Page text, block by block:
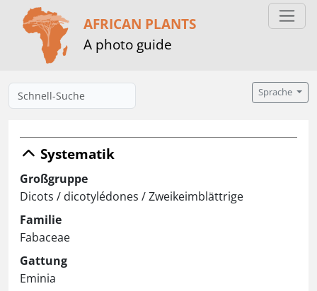
AFRICAN PLANTS
A photo guide
Sprache
Systematik
Großgruppe
Dicots / dicotylédones / Zweikeimblättrige
Familie
Fabaceae
Gattung
Eminia